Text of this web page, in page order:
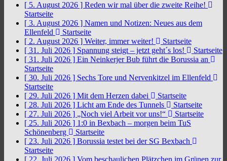
[ 5. August 2026 ] Reden wir mal über die zweite Reihe!
Startseite
[ 3. August 2026 ] Namen und Notizen: Neues aus dem
Ellenfeld
Startseite
[ 2. August 2026 ] Weiter, immer weiter!
Startseite
[ 31. Juli 2026 ] Spannung steigt – jetzt geht´s los!
Startseite
[ 31. Juli 2026 ] Ein Neinkerjer Bub führt die Borussia an
Startseite
[ 30. Juli 2026 ] Sechs Tore und Nervenkitzel im Ellenfeld
Startseite
[ 29. Juli 2026 ] Mit dem Herzen dabei
Startseite
[ 28. Juli 2026 ] Licht am Ende des Tunnels
Startseite
[ 27. Juli 2026 ] „Noch viel Arbeit vor uns!“
Startseite
[ 25. Juli 2026 ] 1:0 in Bexbach – morgen beim TuS
Schönenberg
Startseite
[ 23. Juli 2026 ] Borussia testet bei der SG Bexbach
Startseite
[ 22. Juli 2026 ] Vom beschaulichen Plätzchen im Grünen zur